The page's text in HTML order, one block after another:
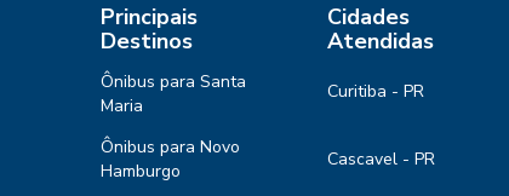
Principais
Destinos
Ônibus para Santa
Maria
Ônibus para Novo
Hamburgo
Cidades
Atendidas
Curitiba - PR
Cascavel - PR